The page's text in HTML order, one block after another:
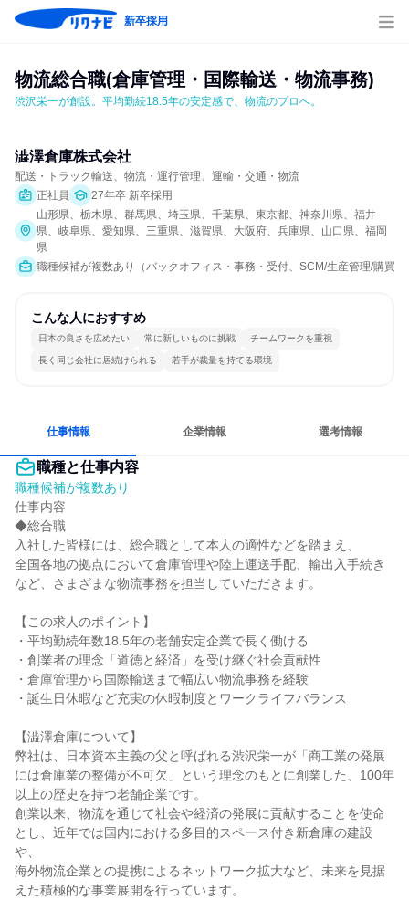
新卒採用
物流総合職(倉庫管理・国際輸送・物流事務)
渋沢栄一が創設。平均勤続18.5年の安定感で、物流のプロへ。
澁澤倉庫株式会社
配送・トラック輸送、物流・運行管理、運輸・交通・物流
正社員
27年卒 新卒採用
山形県、栃木県、群馬県、埼玉県、千葉県、東京都、神奈川県、福井
県、岐阜県、愛知県、三重県、滋賀県、大阪府、兵庫県、山口県、福岡
県
職種候補が複数あり（バックオフィス・事務・受付、SCM/生産管理/購買/
こんな人におすすめ
日本の良さを広めたい 常に新しいものに挑戦 チームワークを重視
長く同じ会社に居続けられる 若手が裁量を持てる環境
仕事情報 企業情報 選考情報
職種と仕事内容
職種候補が複数あり
仕事内容
◆総合職
入社した皆様には、総合職として本人の適性などを踏まえ、
全国各地の拠点において倉庫管理や陸上運送手配、輸出入手続き
など、さまざまな物流事務を担当していただきます。
【この求人のポイント】
・平均勤続年数18.5年の老舗安定企業で長く働ける
・創業者の理念「道徳と経済」を受け継ぐ社会貢献性
・倉庫管理から国際輸送まで幅広い物流事務を経験
・誕生日休暇など充実の休暇制度とワークライフバランス
【澁澤倉庫について】
弊社は、日本資本主義の父と呼ばれる渋沢栄一が「商工業の発展
には倉庫業の整備が不可欠」という理念のもとに創業した、100年
以上の歴史を持つ老舗企業です。
創業以来、物流を通じて社会や経済の発展に貢献することを使命
とし、近年では国内における多目的スペース付き新倉庫の建設
や、
海外物流企業との提携によるネットワーク拡大など、未来を見据
えた積極的な事業展開を行っています。